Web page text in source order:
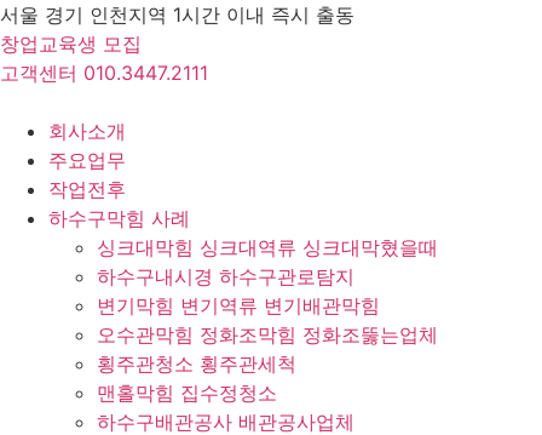
Skip
to
content
서울 경기 인천지역 1시간 이내 즉시 출동
창업교육생 모집
고객센터 010.3447.2111
회사소개
주요업무
작업전후
하수구막힘 사례
싱크대막힘 싱크대역류 싱크대막혔을때
하수구내시경 하수구관로탐지
변기막힘 변기역류 변기배관막힘
오수관막힘 정화조막힘 정화조뚫는업체
횡주관청소 횡주관세척
맨홀막힘 집수정청소
하수구배관공사 배관공사업체